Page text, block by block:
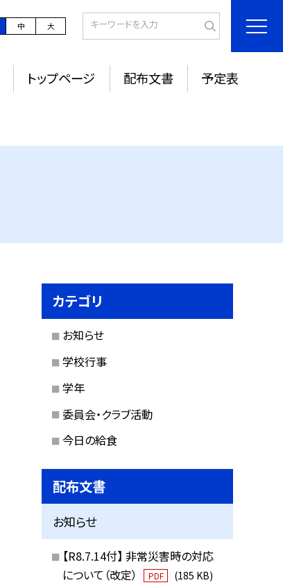
中 大
トップページ 配布文書 予定表
カテゴリ
お知らせ
学校行事
学年
委員会・クラブ活動
今日の給食
配布文書
お知らせ
【R8.7.14付】 非常災害時の対応
について（改定）
PDF (185 KB)